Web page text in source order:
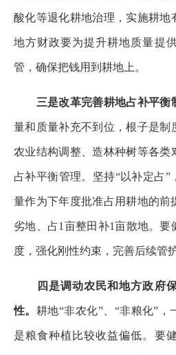
酸化等退化耕地治理，实施耕地
地方财政要为提升耕地质量提
管，确保把钱用到耕地上。
三是改革完善耕地占补平衡
量和质量补充不到位，根子是制
农业结构调整、造林种树等各类
占补平衡管理。坚持“以补定占
量作为下年度批准占用耕地的前
劣地、占1亩整田补1亩散地。要
度，强化刚性约束，完善后续管
四是调动农民和地方政府
性。 耕地“非农化”、“非粮化”，
是粮食种植比较收益偏低。要